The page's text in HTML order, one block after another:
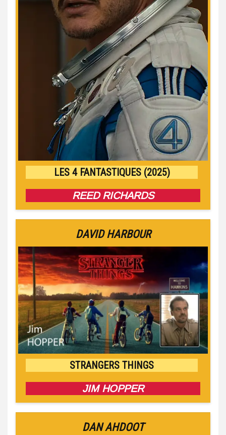
LES 4 FANTASTIQUES (2025)
REED RICHARDS
DAVID HARBOUR
STRANGERS THINGS
JIM HOPPER
DAN AHDOOT